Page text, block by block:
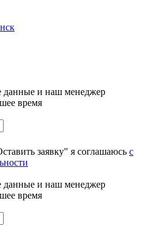
данные и наш менеджер
время
заявку" я соглашаюсь с
данные и наш менеджер
время